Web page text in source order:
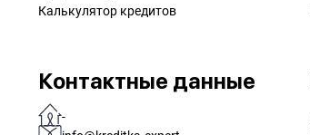
Калькулятор кредитов
Контактные данные
-